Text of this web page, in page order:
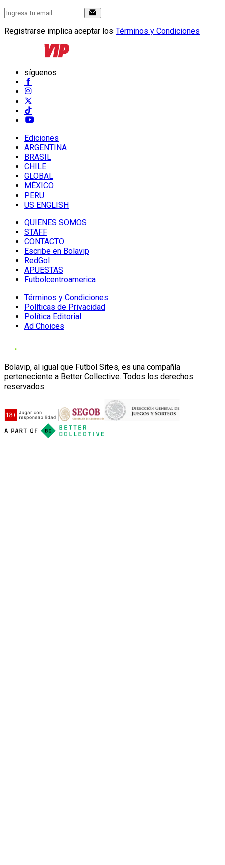
Registrarse implica aceptar los Términos y Condiciones
síguenos
Ediciones
ARGENTINA
BRASIL
CHILE
GLOBAL
MÉXICO
PERU
US ENGLISH
QUIENES SOMOS
STAFF
CONTACTO
Escribe en Bolavip
RedGol
APUESTAS
Futbolcentroamerica
Términos y Condiciones
Políticas de Privacidad
Política Editorial
Ad Choices
Bolavip, al igual que Futbol Sites, es una compañía
perteneciente a Better Collective. Todos los derechos
reservados